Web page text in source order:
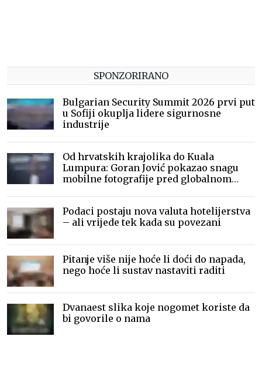
SPONZORIRANO
Bulgarian Security Summit 2026 prvi put
u Sofiji okuplja lidere sigurnosne
industrije
Od hrvatskih krajolika do Kuala
Lumpura: Goran Jović pokazao snagu
mobilne fotografije pred globalnom
Podaci postaju nova valuta hotelijerstva
– ali vrijede tek kada su povezani
Pitanje više nije hoće li doći do napada,
nego hoće li sustav nastaviti raditi
Dvanaest slika koje nogomet koriste da
bi govorile o nama